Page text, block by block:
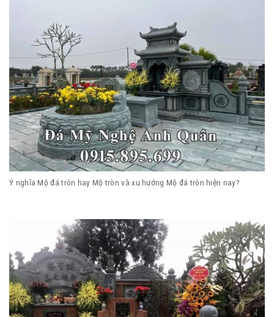
Ý nghĩa Mộ đá tròn hay Mộ tròn và xu hướng Mộ đá tròn hiện nay?